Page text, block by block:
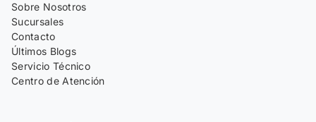
Sobre Nosotros
Sucursales
Contacto
Últimos Blogs
Servicio Técnico
Centro de Atención